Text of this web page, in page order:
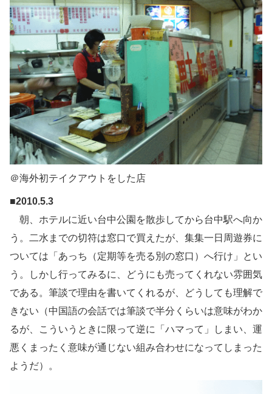
＠海外初テイクアウトをした店
■2010.5.3
朝、ホテルに近い台中公園を散歩してから台中駅へ向か
う。二水までの切符は窓口で買えたが、集集一日周遊券に
ついては「あっち（定期等を売る別の窓口）へ行け」とい
う。しかし行ってみるに、どうにも売ってくれない雰囲気
である。筆談で理由を書いてくれるが、どうしても理解で
きない（中国語の会話では筆談で半分くらいは意味がわか
るが、こういうときに限って逆に「ハマって」しまい、運
悪くまったく意味が通じない組み合わせになってしまった
ようだ）。